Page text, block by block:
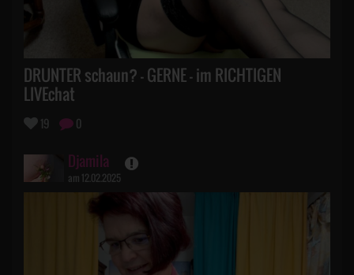
DRUNTER schaun? - GERNE - im RICHTIGEN
LIVEchat
19 0
Djamila
am 12.02.2025